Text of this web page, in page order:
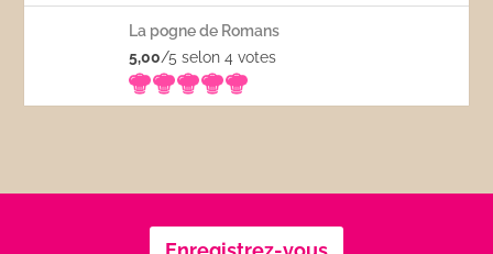
La pogne de Romans
5,00/5 selon 4votes